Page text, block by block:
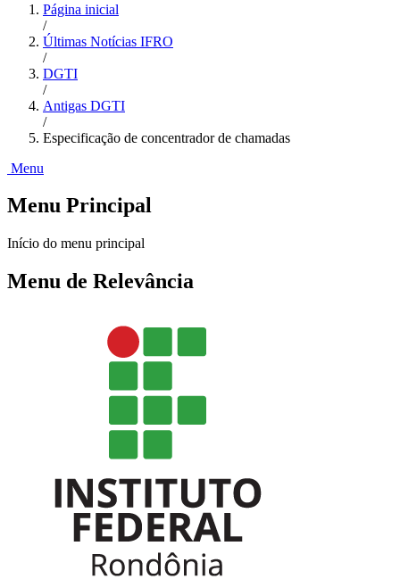
Página inicial
/
Últimas Notícias IFRO
/
DGTI
/
Antigas DGTI
/
Especificação de concentrador de chamadas
Menu
Menu Principal
Início do menu principal
Menu de Relevância